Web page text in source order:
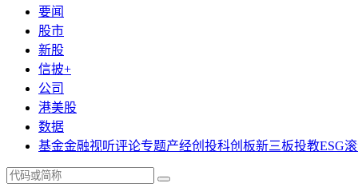
要闻
股市
新股
信披+
公司
港美股
数据
基金金融视听评论专题产经创投科创板新三板投教ESG